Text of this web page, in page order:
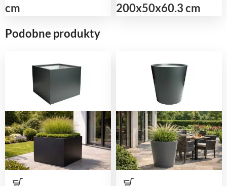
cm
200x50x60.3 cm
Podobne produkty